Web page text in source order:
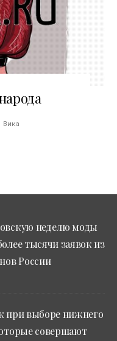
Вика
неделю моды
тысячи заявок из
России
при выборе нижнего
совершают